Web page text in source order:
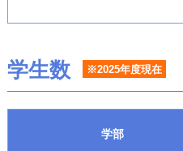
学生数 ※2025年度現在
学部